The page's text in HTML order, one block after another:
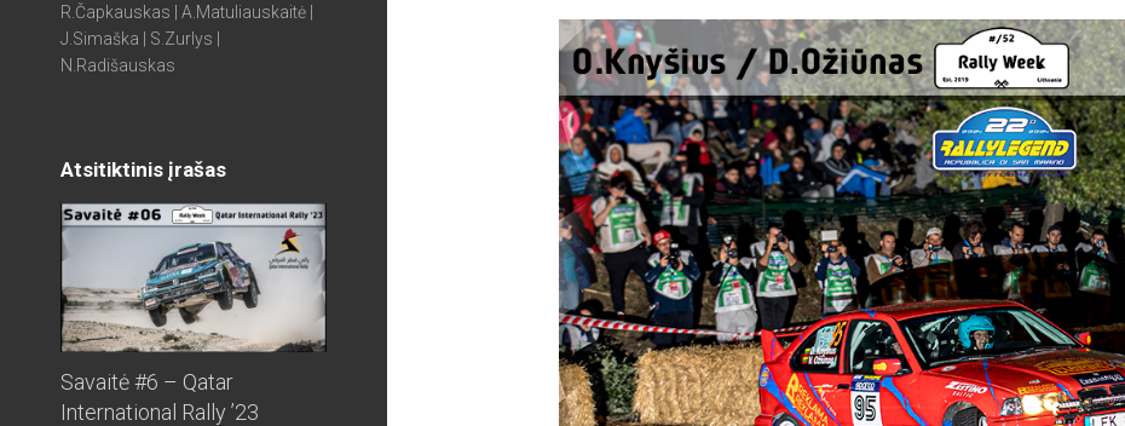
R.Čapkauskas | A.Matuliauskaitė |
J.Simaška | S.Zurlys |
N.Radišauskas
Atsitiktinis įrašas
Savaitė #6 – Qatar
International Rally ’23